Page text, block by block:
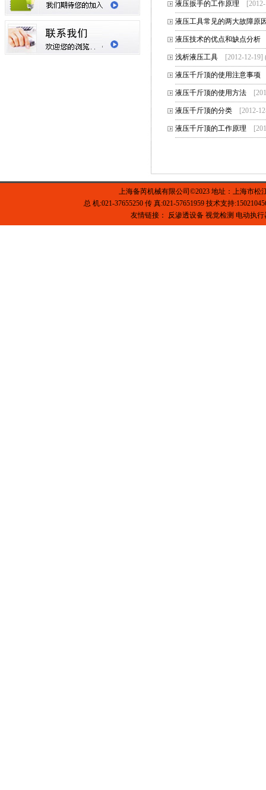
液压扳手的工作原理
液压工具常见的两大故障原
液压技术的优点和缺点分析
浅析液压工具 [2012-12-19]
液压千斤顶的使用注意事项
液压千斤顶的使用方法
液压千斤顶的分类 [2012-
液压千斤顶的工作原理
上海备芮机械有限公司©2023 地址：上海市松
总 机:021-37655250 传 真:021-57651959 技术支持
友情链接： 反渗透设备 视觉检测 电动执行